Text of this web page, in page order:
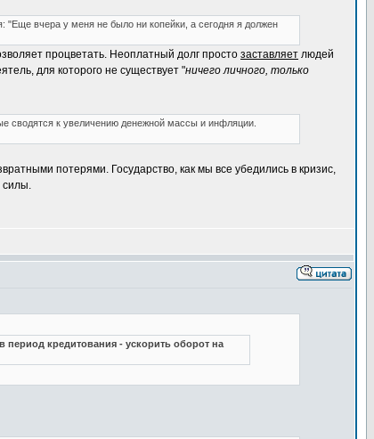
"Еще вчера у меня не было ни копейки, а сегодня я должен
процветать. Неоплатный долг просто заставляет людей
для которого не существует "ничего личного, только
сводятся к увеличению денежной массы и инфляции.
потерями. Государство, как мы все убедились в кризис,
силы.
кредитования - ускорить оборот на